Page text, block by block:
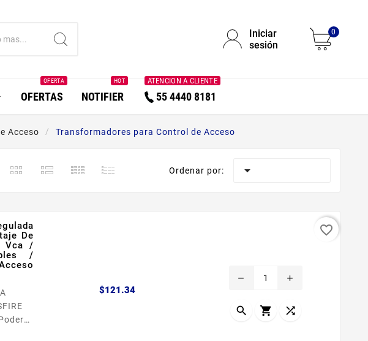
Iniciar
sesión
0
OFERTAS
OFERTA
NOTIFIER
HOT
55 4440 8181
ATENCION A CLIENTE
Acceso Transformadores para Control de Acceso
Ordenar por: 
De
Vca /
/
$121.34Precio
remove add
  
favorite_border